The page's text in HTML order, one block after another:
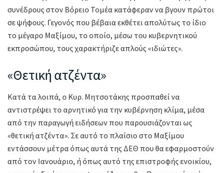
συνέδρους στον Βόρειο Τομέα κατάφεραν να βγουν πρώτοι
σε ψήφους. Γεγονός που βέβαια εκθέτει απολύτως το ίδιο
το μέγαρο Μαξίμου, το οποίο, μέσω του κυβερνητικού
εκπροσώπου, τους χαρακτήριζε απλούς «ιδιώτες».
«Θετική ατζέντα»
Κατά τα λοιπά, ο Κυρ. Μητσοτάκης προσπαθεί να
αντιστρέψει το αρνητικό για την κυβέρνηση κλίμα, μέσα
από την παραγωγή ειδήσεων που παρουσιάζονται ως
«θετική ατζέντα». Σε αυτό το πλαίσιο στο Μαξίμου
εντάσσουν μέτρα όπως αυτά της ΔΕΘ που θα εφαρμοστούν
από τον Ιανουάριο, ή όπως αυτό της επιστροφής ενοικίου,